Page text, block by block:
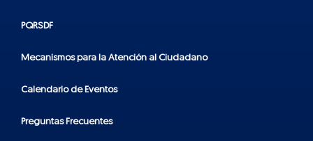
PQRSDF
Mecanismos para la Atención al Ciudadano
Calendario de Eventos
Preguntas Frecuentes